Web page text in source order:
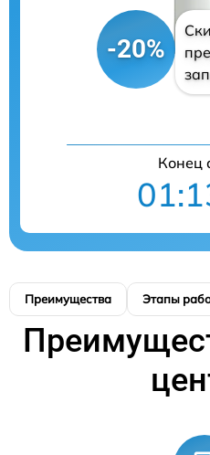
-20%
Конец
Преимущества Этапы